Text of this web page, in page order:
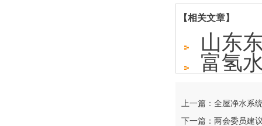
【相关文章】
山东
富氢
上一篇：全屋净水系
下一篇：两会委员建